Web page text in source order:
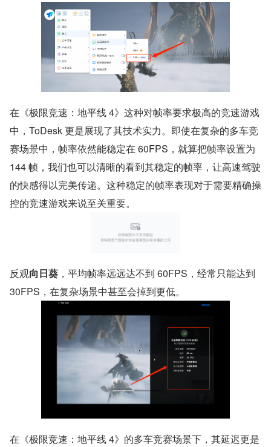
在《极限竞速：地平线 4》这种对帧率要求极高的竞速游戏
中，ToDesk 更是展现了其技术实力。即使在复杂的多车竞
赛场景中，帧率依然能稳定在 60FPS，就算把帧率设置为
144 帧，我们也可以清晰的看到其稳定的帧率，让高速驾驶
的快感得以完美传递。这种稳定的帧率表现对于需要精确操
控的竞速游戏来说至关重要。
反观向日葵 ，平均帧率远远达不到 60FPS，经常只能达到
30FPS，在复杂场景中甚至会掉到更低。
在《极限竞速：地平线 4》的多车竞赛场景下，其延迟更是